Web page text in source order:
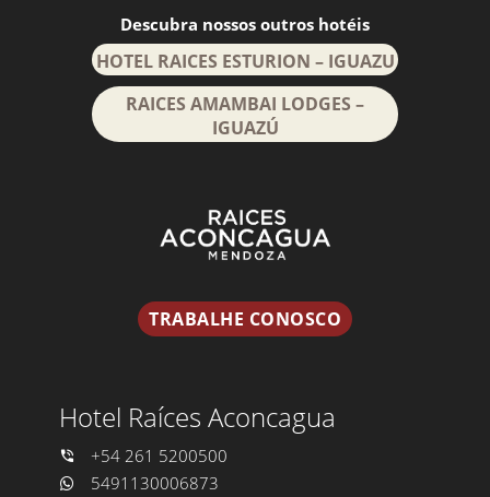
Hotel Raíces Aconcagua
+54 261 5200500
5491130006873
TRABALHE CONOSCO
Descubra nossos outros hotéis
HOTEL RAICES ESTURION – IGUAZU
RAICES AMAMBAI LODGES –
IGUAZÚ